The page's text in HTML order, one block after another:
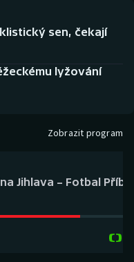
sen, čekají
lyžování
Zobrazit program
Jihlava – Fotbal